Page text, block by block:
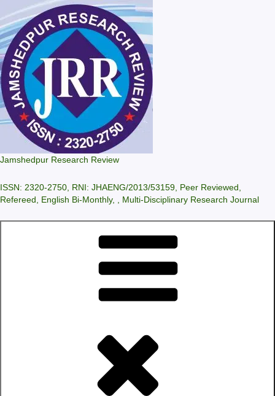
to
content
Jamshedpur Research Review
ISSN: 2320-2750, RNI: JHAENG/2013/53159, Peer Reviewed,
Refereed, English Bi-Monthly, , Multi-Disciplinary Research Journal